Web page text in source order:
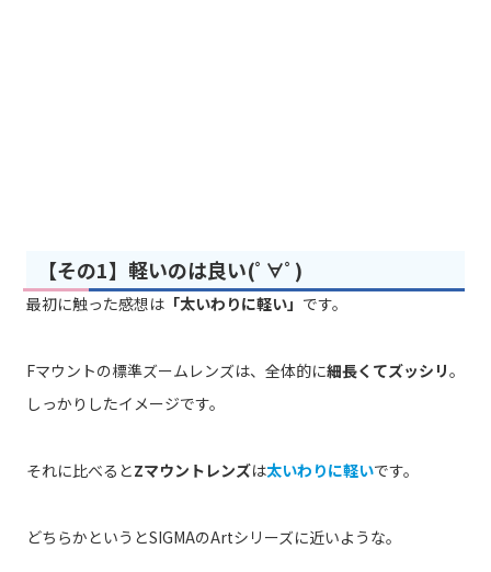
【その1】軽いのは良い(ﾟ∀ﾟ)
最初に触った感想は 「太いわりに軽い」 です。
Fマウントの標準ズームレンズは、全体的に細長くてズッシリ。
しっかりしたイメージです。
それに比べるとZマウントレンズは太いわりに軽いです。
どちらかというとSIGMAのArtシリーズに近いような。